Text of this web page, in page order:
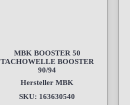
MBK BOOSTER 50
TACHOWELLE BOOSTER
90/94
Hersteller MBK
SKU: 163630540